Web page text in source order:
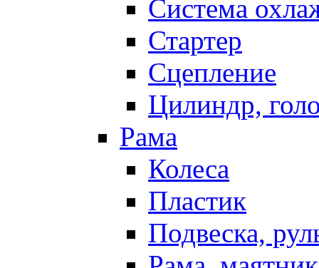
Система
Стартер
Сцепление
Цилиндр,
Рама
Колеса
Пластик
Подвеска,